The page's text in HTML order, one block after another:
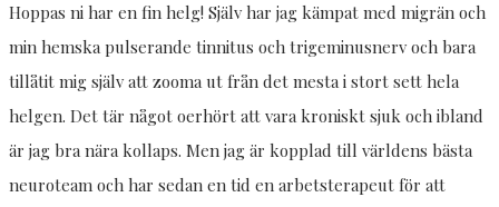
Hoppas ni har en fin helg! Själv har jag kämpat med migrän och
min hemska pulserande tinnitus och trigeminusnerv och bara
tillåtit mig själv att zooma ut från det mesta i stort sett hela
helgen. Det tär något oerhört att vara kroniskt sjuk och ibland
är jag bra nära kollaps. Men jag är kopplad till världens bästa
neuroteam och har sedan en tid en arbetsterapeut för att